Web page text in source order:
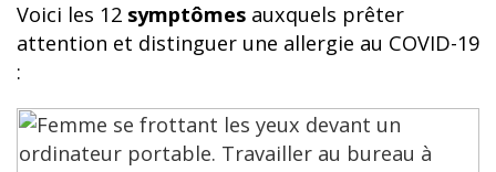
Voici les 12 symptômes auxquels prêter
attention et distinguer une allergie au COVID-19
: